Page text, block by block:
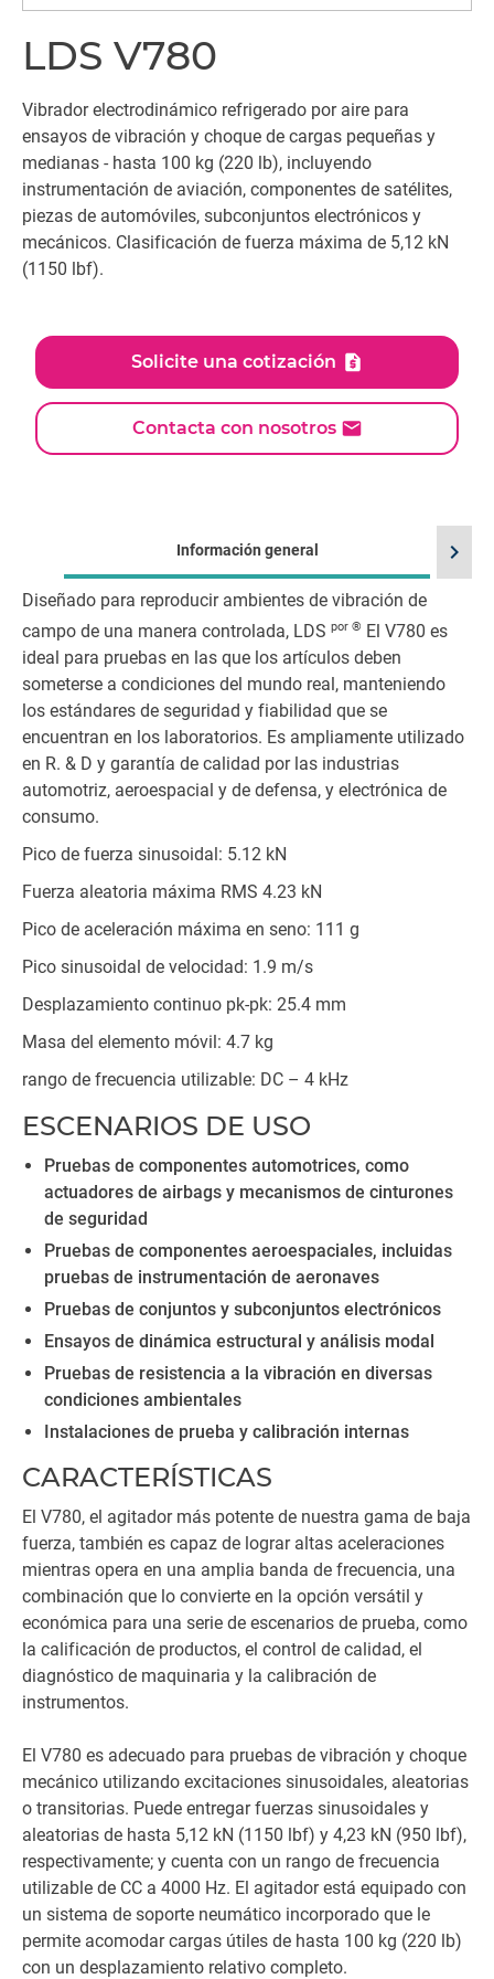
LDS V780
Vibrador electrodinámico refrigerado por aire para
ensayos de vibración y choque de cargas pequeñas y
medianas - hasta 100 kg (220 lb), incluyendo
instrumentación de aviación, componentes de satélites,
piezas de automóviles, subconjuntos electrónicos y
mecánicos. Clasificación de fuerza máxima de 5,12 kN
(1150 lbf).
Solicite una cotización
Contacta con nosotros
Información general
Diseñado para reproducir ambientes de vibración de
campo de una manera controlada, LDS por ® El V780 es
ideal para pruebas en las que los artículos deben
someterse a condiciones del mundo real, manteniendo
los estándares de seguridad y fiabilidad que se
encuentran en los laboratorios. Es ampliamente utilizado
en R. & D y garantía de calidad por las industrias
automotriz, aeroespacial y de defensa, y electrónica de
consumo.
Pico de fuerza sinusoidal: 5.12 kN
Fuerza aleatoria máxima RMS 4.23 kN
Pico de aceleración máxima en seno: 111 g
Pico sinusoidal de velocidad: 1.9 m/s
Desplazamiento continuo pk-pk: 25.4 mm
Masa del elemento móvil: 4.7 kg
rango de frecuencia utilizable: DC – 4 kHz
ESCENARIOS DE USO
Pruebas de componentes automotrices, como
actuadores de airbags y mecanismos de cinturones
de seguridad
Pruebas de componentes aeroespaciales, incluidas
pruebas de instrumentación de aeronaves
Pruebas de conjuntos y subconjuntos electrónicos
Ensayos de dinámica estructural y análisis modal
Pruebas de resistencia a la vibración en diversas
condiciones ambientales
Instalaciones de prueba y calibración internas
CARACTERÍSTICAS
El V780, el agitador más potente de nuestra gama de baja
fuerza, también es capaz de lograr altas aceleraciones
mientras opera en una amplia banda de frecuencia, una
combinación que lo convierte en la opción versátil y
económica para una serie de escenarios de prueba, como
la calificación de productos, el control de calidad, el
diagnóstico de maquinaria y la calibración de
instrumentos.
El V780 es adecuado para pruebas de vibración y choque
mecánico utilizando excitaciones sinusoidales, aleatorias
o transitorias. Puede entregar fuerzas sinusoidales y
aleatorias de hasta 5,12 kN (1150 lbf) y 4,23 kN (950 lbf),
respectivamente; y cuenta con un rango de frecuencia
utilizable de CC a 4000 Hz. El agitador está equipado con
un sistema de soporte neumático incorporado que le
permite acomodar cargas útiles de hasta 100 kg (220 lb)
con un desplazamiento relativo completo.
chevron_right